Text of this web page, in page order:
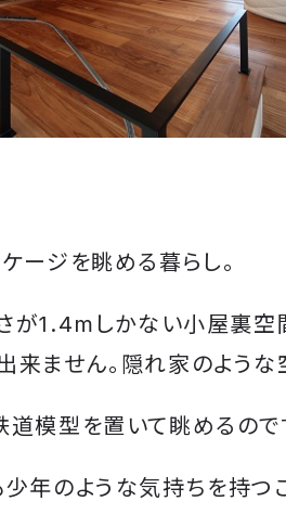
ージを眺める暮らし。
が1.4mしかない小屋裏空
来ません。隠れ家のような
道模型を置いて眺めるので
少年のような気持ちを持つ